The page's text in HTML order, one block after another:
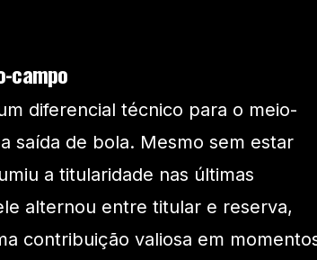
campo
diferencial técnico para o meio-
saída de bola. Mesmo sem estar
a titularidade nas últimas
alternou entre titular e reserva,
contribuição valiosa em